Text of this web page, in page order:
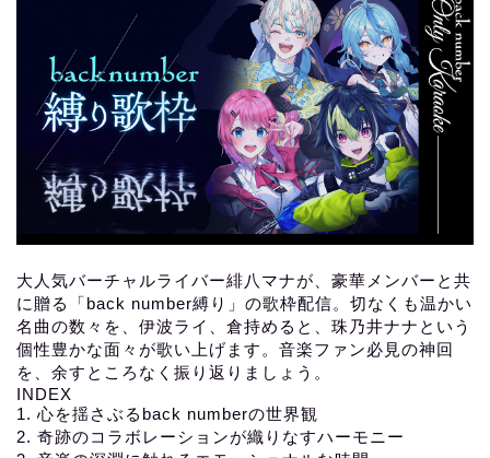
大人気バーチャルライバー緋八マナが、豪華メンバーと共
に贈る「back number縛り」の歌枠配信。切なくも温かい
名曲の数々を、伊波ライ、倉持めると、珠乃井ナナという
個性豊かな面々が歌い上げます。音楽ファン必見の神回
を、余すところなく振り返りましょう。
INDEX
1. 心を揺さぶるback numberの世界観
2. 奇跡のコラボレーションが織りなすハーモニー